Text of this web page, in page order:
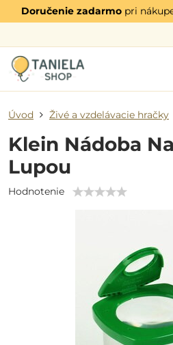
Doručenie zadarmo pri
Úvod Živé a vzdelávacie hračky
Klein Nádoba
Lupou
Hodnotenie